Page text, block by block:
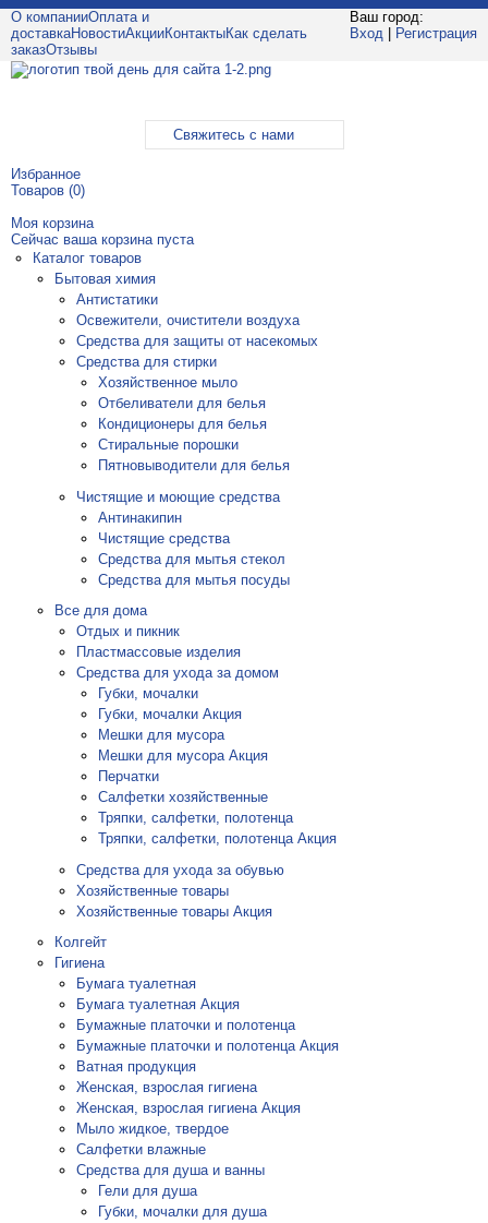
Ваш город:
Вход
Регистрация
О компанииОплата и
доставкаНовостиАкцииКонтактыКак сделать
заказОтзывы
Свяжитесь с нами
Избранное
Товаров (0)
Моя корзина
Сейчас ваша корзина пуста
Каталог товаров
Бытовая химия
Антистатики
Освежители, очистители воздуха
Средства для защиты от насекомых
Средства для стирки
Хозяйственное мыло
Отбеливатели для белья
Кондиционеры для белья
Стиральные порошки
Пятновыводители для белья
Чистящие и моющие средства
Антинакипин
Чистящие средства
Средства для мытья стекол
Средства для мытья посуды
Все для дома
Отдых и пикник
Пластмассовые изделия
Средства для ухода за домом
Губки, мочалки
Губки, мочалки Акция
Мешки для мусора
Мешки для мусора Акция
Перчатки
Салфетки хозяйственные
Тряпки, салфетки, полотенца
Тряпки, салфетки, полотенца Акция
Средства для ухода за обувью
Хозяйственные товары
Хозяйственные товары Акция
Колгейт
Гигиена
Бумага туалетная
Бумага туалетная Акция
Бумажные платочки и полотенца
Бумажные платочки и полотенца Акция
Ватная продукция
Женская, взрослая гигиена
Женская, взрослая гигиена Акция
Мыло жидкое, твердое
Салфетки влажные
Средства для душа и ванны
Гели для душа
Губки, мочалки для душа